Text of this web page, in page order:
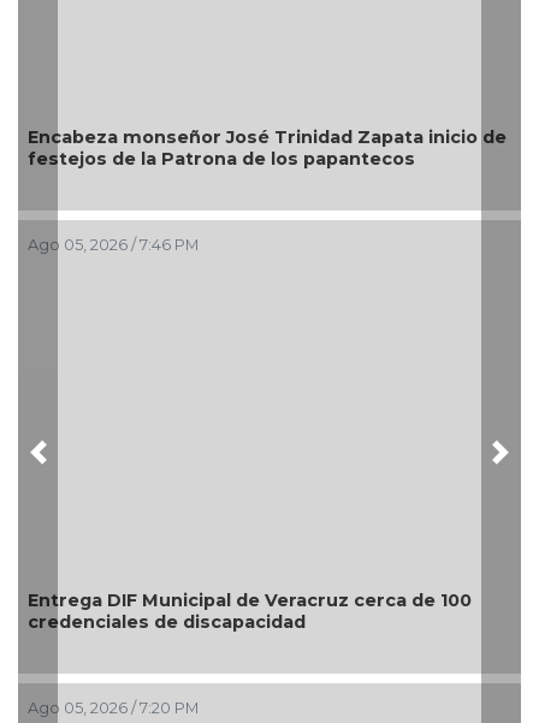
Encabeza monseñor José Trinidad Zapata inicio de
festejos de la Patrona de los papantecos
Ago 05, 2026 / 7:46 PM
Entrega DIF Municipal de Veracruz cerca de 100
credenciales de discapacidad
Ago 05, 2026 / 7:20 PM
Previous